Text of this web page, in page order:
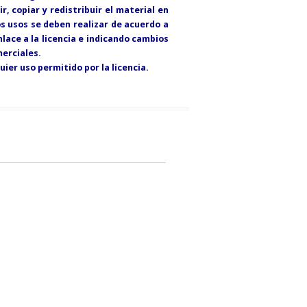
copiar y redistribuir el material en
se deben realizar de acuerdo a
a la licencia e indicando cambios
uso permitido por la licencia.